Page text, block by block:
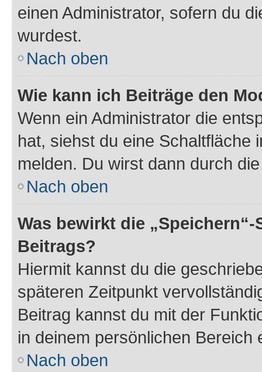
einen Administrator, sofern du
wurdest.
Nach oben
Wie kann ich Beiträge den
Wenn ein Administrator die
hat, siehst du eine Schaltfläche
melden. Du wirst dann durch
Nach oben
Was bewirkt die
Beitrags?
Hiermit kannst du die
späteren Zeitpunkt
Beitrag kannst du mit der
in deinem persönlichen Bereich
Nach oben